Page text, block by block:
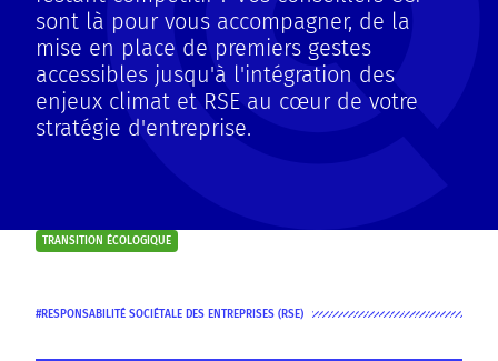
sont là pour vous accompagner, de la
mise en place de premiers gestes
accessibles jusqu'à l'intégration des
enjeux climat et RSE au cœur de votre
stratégie d'entreprise.
TRANSITION ÉCOLOGIQUE
RESPONSABILITÉ SOCIÉTALE DES ENTREPRISES (RSE)